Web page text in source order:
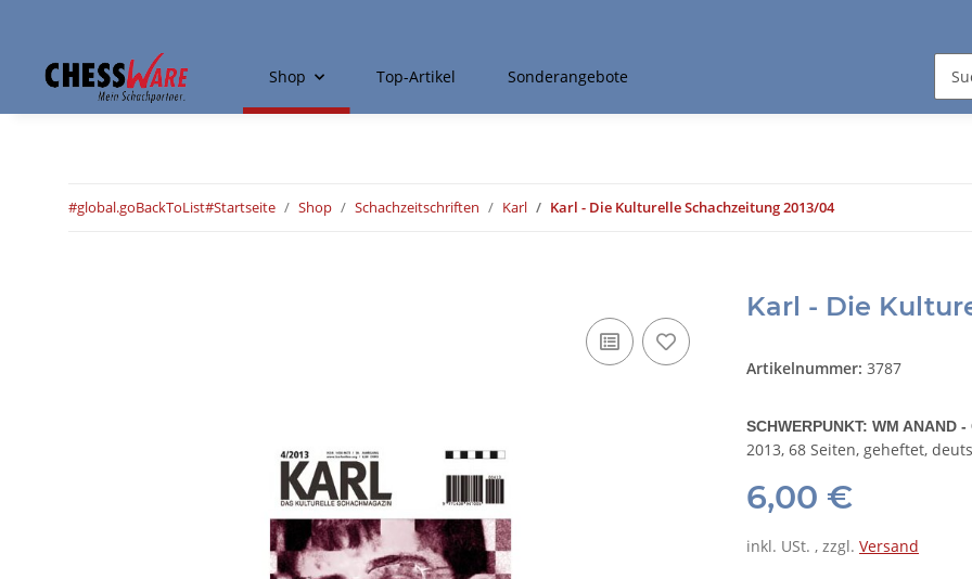
Shop Top-Artikel Sonderangebote
#global.goBackToList#Startseite Shop Schachzeitschriften Karl Karl - Die Kulturelle Schachzeitung 2013/04
Karl - Die
Artikelnummer: 3787
SCHWERPUNKT: WM ANAND -
2013, 68 Seiten, geheftet,
6,00 €
inkl. USt. , zzgl. Versand